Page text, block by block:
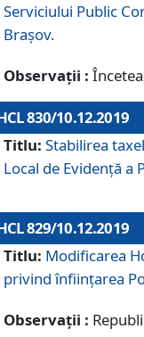
Serviciului Public
Brașov.
Observații :
830/10.12.2019
Titlu: Stabilirea
Local de Evidenţă a
829/10.12.2019
Titlu: Modificarea
privind înființarea
Observații :